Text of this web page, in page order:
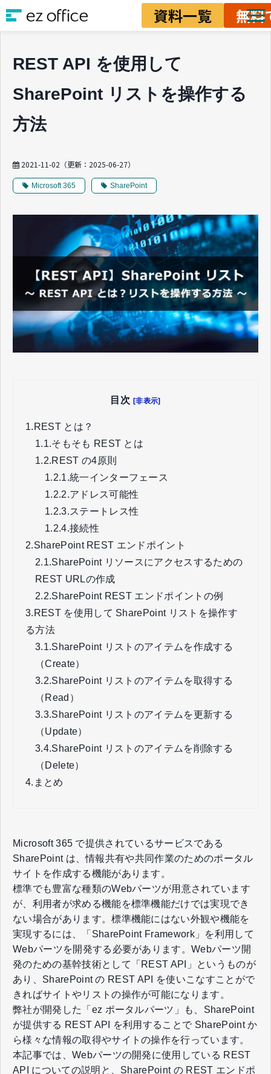
資料一覧 無料
資料ダウンロード
料金
REST API を使用して
SharePoint リストを操作する
方法
2021-11-02 （更新： 2025-06-27）
Microsoft 365 SharePoint
目次 [非表示]
1. REST とは？
1.1.そもそも REST とは
1.2.REST の4原則
1.2.1.統一インターフェース
1.2.2.アドレス可能性
1.2.3.ステートレス性
1.2.4.接続性
2.SharePoint REST エンドポイント
2.1.SharePoint リソースにアクセスするための
REST URLの作成
2.2.SharePoint REST エンドポイントの例
3. REST を使用して SharePoint リストを操作す
る方法
3.1.SharePoint リストのアイテムを作成する
（Create）
3.2.SharePoint リストのアイテムを取得する
（Read）
3.3.SharePoint リストのアイテムを更新する
（Update）
3.4.SharePoint リストのアイテムを削除する
（Delete）
4. まとめ
Microsoft 365 で提供されているサービスである
SharePoint は、情報共有や共同作業のためのポータル
サイトを作成する機能があります。
標準でも豊富な種類のWebパーツが用意されています
が、利用者が求める機能を標準機能だけでは実現でき
ない場合があります。標準機能にはない外観や機能を
実現するには、「SharePoint Framework」を利用して
Webパーツを開発する必要があります。Webパーツ開
発のための基幹技術として「REST API」というものが
あり、SharePoint の REST API を使いこなすことがで
きればサイトやリストの操作が可能になります。
弊社が開発した「ez ポータルパーツ」も、SharePoint
が提供する REST API を利用することで SharePoint か
ら様々な情報の取得やサイトの操作を行っています。
本記事では、Webパーツの開発に使用している REST
API についての説明と、SharePoint の REST エンドポ